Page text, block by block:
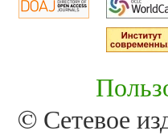
© Сетевое